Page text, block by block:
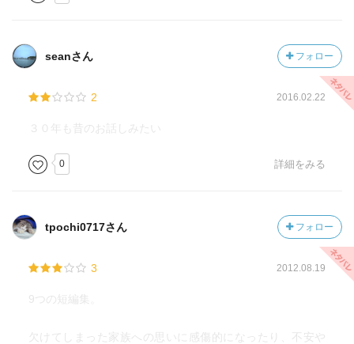
seanさん フォロー
2 2016.02.22
３０年も昔のお話しみたい
0 詳細をみる
tpochi0717さん フォロー
3 2012.08.19
9つの短編集。
欠けてしまった家族への思いに感傷的になったり、不安や